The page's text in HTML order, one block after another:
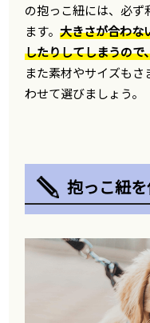
の抱っこ紐には、必
ます。大きさが合わな
したりしてしまうので
また素材やサイズも
わせて選びましょう。
抱っこ紐